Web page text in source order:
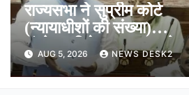
राज्यसभा ने सुप्रीम कोर्ट
(न्यायाधीशों की संख्या)
संशोधन विधेयक 2026 को
दी मंजूरी, शीर्ष अदालत में अब
न्यायधीशों की संख्या होगी 38
AUG 5, 2026 NEWS DESK2